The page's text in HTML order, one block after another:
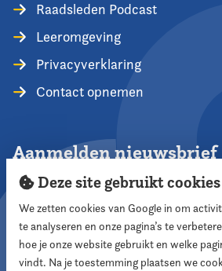
Raadsleden Podcast
Leeromgeving
Privacyverklaring
Contact opnemen
Aanmelden nieuwsbrief
Aanmelden
Deze site gebruikt cookies
We zetten cookies van Google in om
te analyseren en onze pagina’s te
hoe je onze website gebruikt en welke
vindt. Na je toestemming plaatsen we